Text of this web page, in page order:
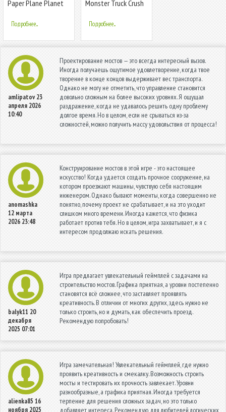
Paper Plane Planet
Подробнее...
Monster Truck Crush
Подробнее...
amlipatov 23
апреля 2026
10:40
Проектирование мостов — это всегда интересный вызов.
Иногда получаешь ощутимое удовлетворение, когда твое
творение в конце концов выдерживает вес транспорта.
Однако не могу не отметить, что управление становится
довольно сложным на более высоких уровнях. Я ощущал
раздражение, когда не удавалось решить одну проблему
долгое время. Но в целом, если не срываться из-за
сложностей, можно получить массу удовольствия от процесса!
anomashka
12 марта
2026 23:48
Конструирование мостов в этой игре - это настоящее
искусство! Когда удается создать прочное сооружение, на
котором проезжают машины, чувствую себя настоящим
инженером. Однако бывают моменты, когда совершенно не
понятно, почему проект не срабатывает, и на это уходит
слишком много времени. Иногда кажется, что физика
работает против тебя. Но в целом, игра захватывает, и я с
интересом продолжаю искать решения.
balyk11 20
декабря
2025 07:01
Игра предлагает увлекательный геймплей с задачами на
строительство мостов. Графика приятная, а уровни постепенно
становятся всё сложнее, что заставляет проявлять
креативность. В отличии от многих других, здесь нужно не
только строить, но и думать, как обеспечить проезд.
Рекомендую попробовать!
alienka85 16
ноября 2025
Игра замечательная! Увлекательный геймплей, где нужно
проявить креативность и смекалку. Возможность строить
мосты и тестировать их прочность завлекает. Уровни
разнообразные, а графика приятная. Иногда требуется
терпение для решения сложных задач, но это только
добавляет интереса. Рекомендую для любителей логических